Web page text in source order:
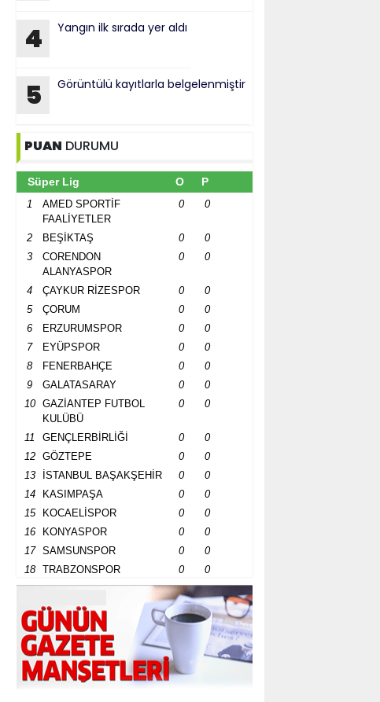
4 Yangın ilk sırada yer aldı
5 Görüntülü kayıtlarla belgelenmiştir
PUAN DURUMU
Süper Lig O P
1
AMED SPORTİF
FAALİYETLER
0 0
2 BEŞİKTAŞ 0
0
3
CORENDON
ALANYASPOR
0 0
4 ÇAYKUR RİZESPOR 0
0
5
ÇORUM 0
0
6
ERZURUMSPOR 0
0
7
EYÜPSPOR 0
0
8
FENERBAHÇE 0
0
9
GALATASARAY 0
0
10
GAZİANTEP FUTBOL
KULÜBÜ
0 0
11 GENÇLERBİRLİĞİ 0
0
12
GÖZTEPE 0
0
13
İSTANBUL BAŞAKŞEHİR 0
0
14
KASIMPAŞA 0
0
15
KOCAELİSPOR 0
0
16
KONYASPOR 0
0
17
SAMSUNSPOR 0
0
18
TRABZONSPOR 0 0